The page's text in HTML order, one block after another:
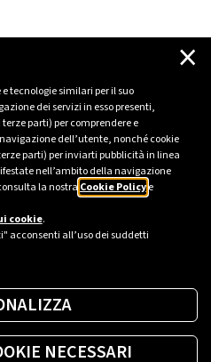
tecnologie similari per il suo
dei servizi in esso presenti,
parti) per comprendere e
dell’utente, nonché cookie
parti) per inviarti pubblicità in linea
nell’ambito della navigazione
la nostra Cookie Policye
cookie.
acconsenti all’uso dei suddetti
×
NECESSARI
il recupero dei
o una PA?
più giusta per te.
colonnina